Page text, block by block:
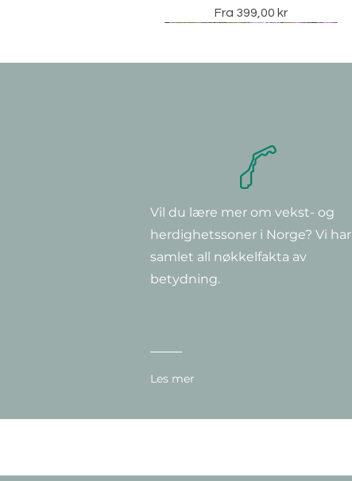
Fra 399,00 kr
Salgspris
Hurtigvisning
Clematis montana 'Rubens'
Pris
379,00 kr
Hurtigvisning
Clematis ‘Multi Blue’
Pris
349,00 kr
Hurtigvisning
Clematis 'Super Nova'
Pris
299,00 kr
Vil du lære mer om vekst- og
herdighetssoner i Norge? Vi har
samlet all nøkkelfakta av
betydning.
Les mer